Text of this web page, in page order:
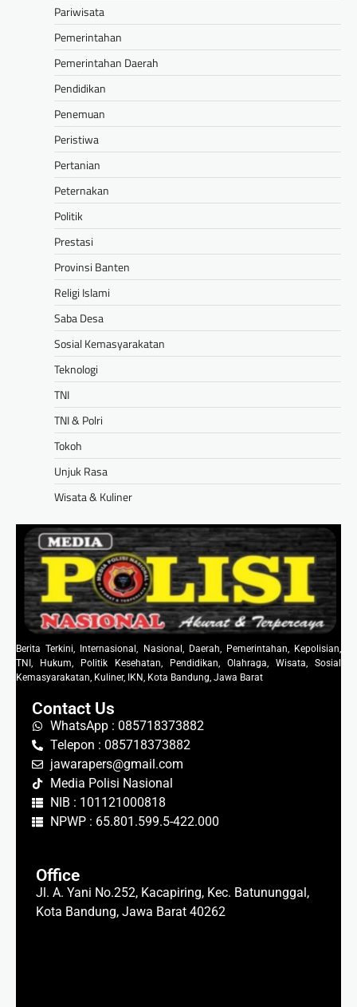
Pariwisata
Pemerintahan
Pemerintahan Daerah
Pendidikan
Penemuan
Peristiwa
Pertanian
Peternakan
Politik
Prestasi
Provinsi Banten
Religi Islami
Saba Desa
Sosial Kemasyarakatan
Teknologi
TNI
TNI & Polri
Tokoh
Unjuk Rasa
Wisata & Kuliner
Berita Terkini, Internasional, Nasional, Daerah, Pemerintahan, Kepolisian,
TNI, Hukum, Politik Kesehatan, Pendidikan, Olahraga, Wisata, Sosial
Kemasyarakatan, Kuliner, IKN, Kota Bandung, Jawa Barat
Contact Us
WhatsApp : 085718373882
Telepon : 085718373882
jawarapers@gmail.com
Media Polisi Nasional
NIB : 101121000818
NPWP : 65.801.599.5-422.000
Office
Jl. A. Yani No.252, Kacapiring, Kec. Batununggal,
Kota Bandung, Jawa Barat 40262